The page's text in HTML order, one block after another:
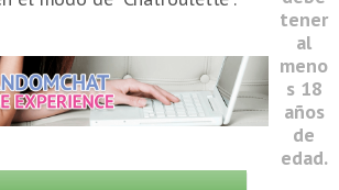
tener
al
meno
s 18
años
de
edad.